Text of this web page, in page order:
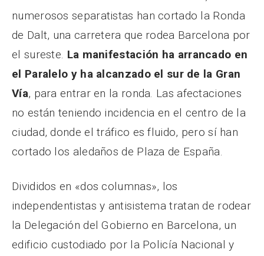
numerosos separatistas han cortado la Ronda
de Dalt, una carretera que rodea Barcelona por
el sureste. La manifestación ha arrancado en
el Paralelo y ha alcanzado el sur de la Gran
Vía, para entrar en la ronda. Las afectaciones
no están teniendo incidencia en el centro de la
ciudad, donde el tráfico es fluido, pero sí han
cortado los aledaños de Plaza de España.
Divididos en «dos columnas», los
independentistas y antisistema tratan de rodear
la Delegación del Gobierno en Barcelona, un
edificio custodiado por la Policía Nacional y